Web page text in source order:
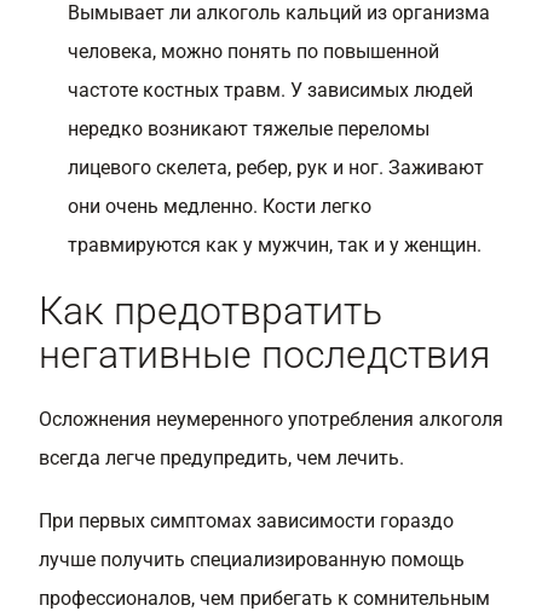
Вымывает ли алкоголь кальций из организма
человека, можно понять по повышенной
частоте костных травм. У зависимых людей
нередко возникают тяжелые переломы
лицевого скелета, ребер, рук и ног. Заживают
они очень медленно. Кости легко
травмируются как у мужчин, так и у женщин.
Как предотвратить
негативные последствия
Осложнения неумеренного употребления алкоголя
всегда легче предупредить, чем лечить.
При первых симптомах зависимости гораздо
лучше получить специализированную помощь
профессионалов, чем прибегать к сомнительным